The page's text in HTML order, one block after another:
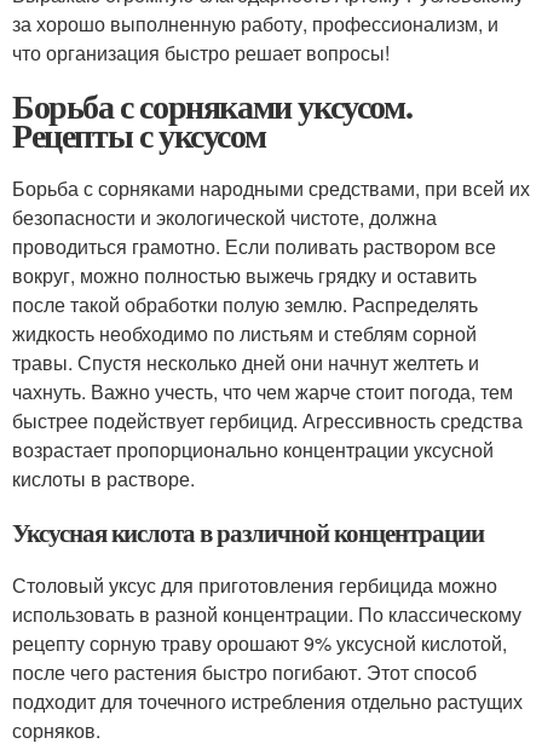
за хорошо выполненную работу, профессионализм, и
что организация быстро решает вопросы!
Борьба с сорняками уксусом.
Рецепты с уксусом
Борьба с сорняками народными средствами, при всей их
безопасности и экологической чистоте, должна
проводиться грамотно. Если поливать раствором все
вокруг, можно полностью выжечь грядку и оставить
после такой обработки полую землю. Распределять
жидкость необходимо по листьям и стеблям сорной
травы. Спустя несколько дней они начнут желтеть и
чахнуть. Важно учесть, что чем жарче стоит погода, тем
быстрее подействует гербицид. Агрессивность средства
возрастает пропорционально концентрации уксусной
кислоты в растворе.
Уксусная кислота в различной концентрации
Столовый уксус для приготовления гербицида можно
использовать в разной концентрации. По классическому
рецепту сорную траву орошают 9% уксусной кислотой,
после чего растения быстро погибают. Этот способ
подходит для точечного истребления отдельно растущих
сорняков.